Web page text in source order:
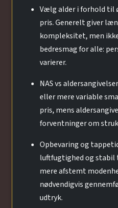
Vælg alder i forhold til
pris. Generelt giver
kompleksitet, men
bedresmag for alle:
varierer.
NAS vs
eller mere variable
pris, mens
forventninger om
Opbevaring og
luftfugtighed og stabil
mere afstemt
nødvendigvis
udtryk.